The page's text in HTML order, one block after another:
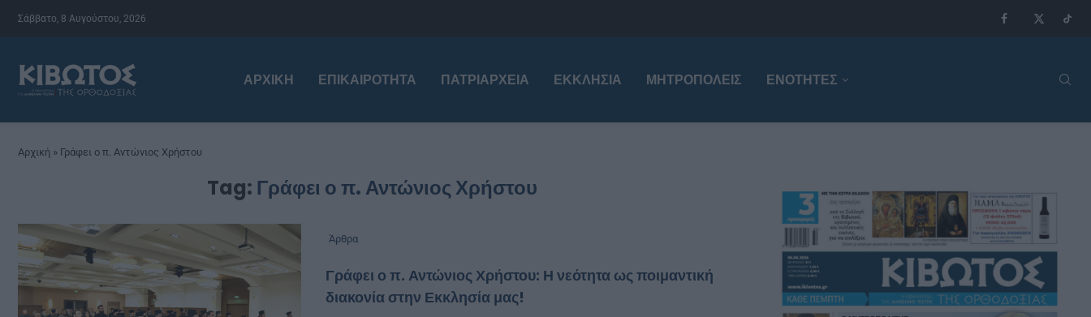
Σάββατο, 8 Αυγούστου, 2026
ΑΡΧΙΚΉ ΕΠΙΚΑΙΡΌΤΗΤΑ ΠΑΤΡΙΑΡΧΕΊΑ ΕΚΚΛΗΣΊΑ ΜΗΤΡΟΠΌΛΕΙΣ ΕΝΟΤΗΤΕΣ
Αρχική » Γράφει ο π. Αντώνιος Χρήστου
Tag: Γράφει ο π. Αντώνιος Χρήστου
Άρθρα
Γράφει ο π. Αντώνιος Χρήστου: Η νεότητα ως ποιμαντική
διακονία στην Εκκλησία μας!